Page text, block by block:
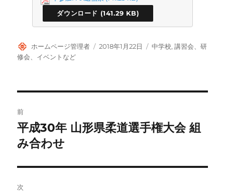
ダウンロード
投
稿
ホームページ管理者
投
2018年1月22日
カ
中学校,講習会、研
修会、イベントなど
稿
ナ
ビ
ゲ
前
前
の
稿:
平成30年 山形県柔道選手権大会 組
み合わせ
次